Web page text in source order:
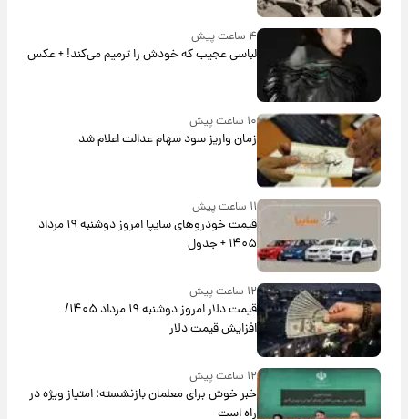
لباسی عجیب که خودش را ترمیم می‌کند! + عکس
۱۰ ساعت پیش
زمان واریز سود سهام عدالت اعلام شد
قیمت خودروهای سایپا امروز دوشنبه ۱۹ مرداد
۱۴۰۵ + جدول
۱۲ ساعت پیش
قیمت دلار امروز دوشنبه ۱۹ مرداد ۱۴۰۵/
افزایش قیمت دلار
۱۲ ساعت پیش
خبر خوش برای معلمان بازنشسته؛ امتیاز ویژه در
راه است